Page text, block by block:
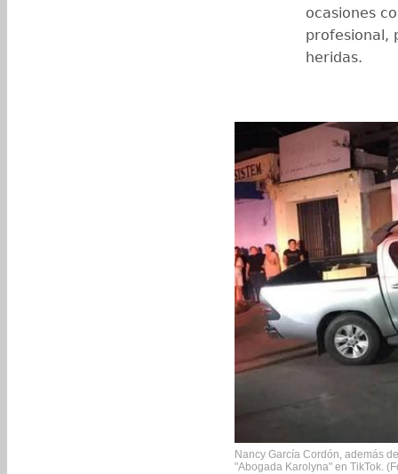
ocasiones
profesional,
heridas.
Nancy García Cordón, además
"Abogada Karolyna" en TikTok.